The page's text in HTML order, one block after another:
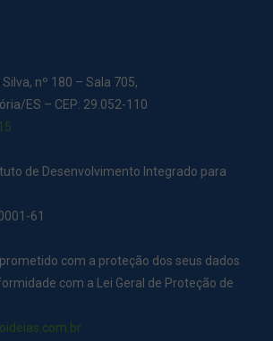
nº 180 – Sala 705,
ES – CEP: 29.052-110
de Desenvolvimento Integrado para
61
com a proteção dos seus dados
com a Lei Geral de Proteção de